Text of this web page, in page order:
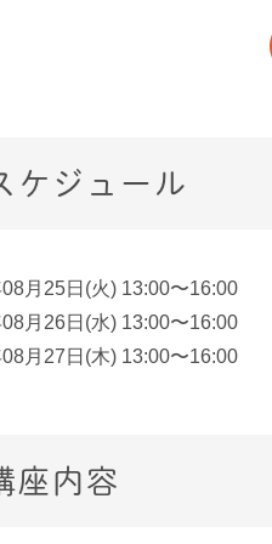
ケジュール
月25日(火) 13:00〜16:00
月26日(水) 13:00〜16:00
月27日(木) 13:00〜16:00
座内容